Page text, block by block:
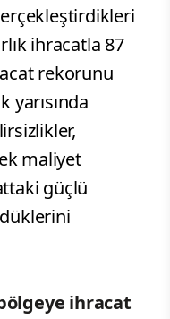
ihracatla 87
rekorunu
yarısında
maliyet
güçlü
ihracat